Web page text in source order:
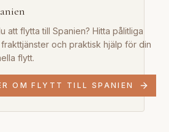
att flytta till Spanien? Hitta pålitliga
och praktisk hjälp för din
flytt.
OM FLYTT TILL SPANIEN